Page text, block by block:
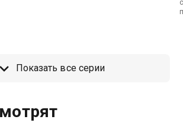
Показать все серии